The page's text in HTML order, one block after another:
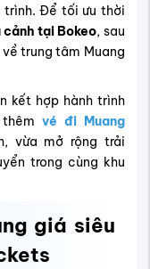
trình. Để tối ưu thời
cảnh tại Bokeo, sau
trung tâm Muang
kết hợp hành trình
vé đi Muang
vừa mở rộng trải
trong cùng khu
giá siêu